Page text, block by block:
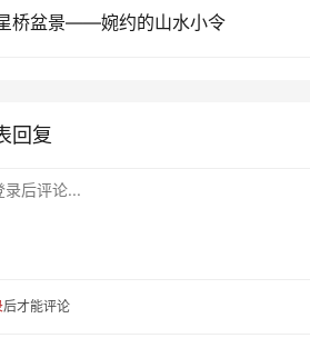
桥盆景——婉约的山水小令
回复
录后评论...
后才能评论